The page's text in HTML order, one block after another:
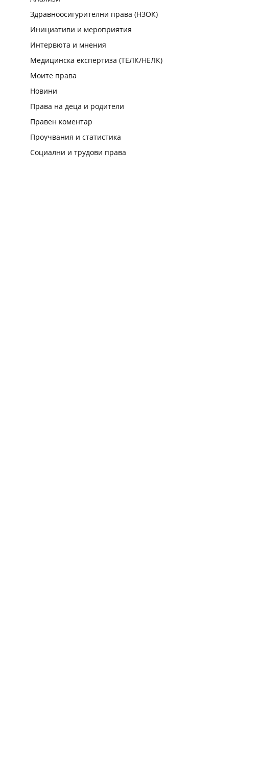
Здравноосигурителни права (НЗОК)
Инициативи и мероприятия
Интервюта и мнения
Медицинска експертиза (ТЕЛК/НЕЛК)
Моите права
Новини
Права на деца и родители
Правен коментар
Проучвания и статистика
Социални и трудови права